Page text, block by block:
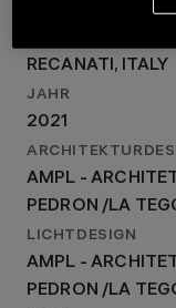
RECANATI, ITALY
JAHR
2021
AMPL -
PEDRON /LA
LICHTDESIGN
AMPL -
PEDRON /LA